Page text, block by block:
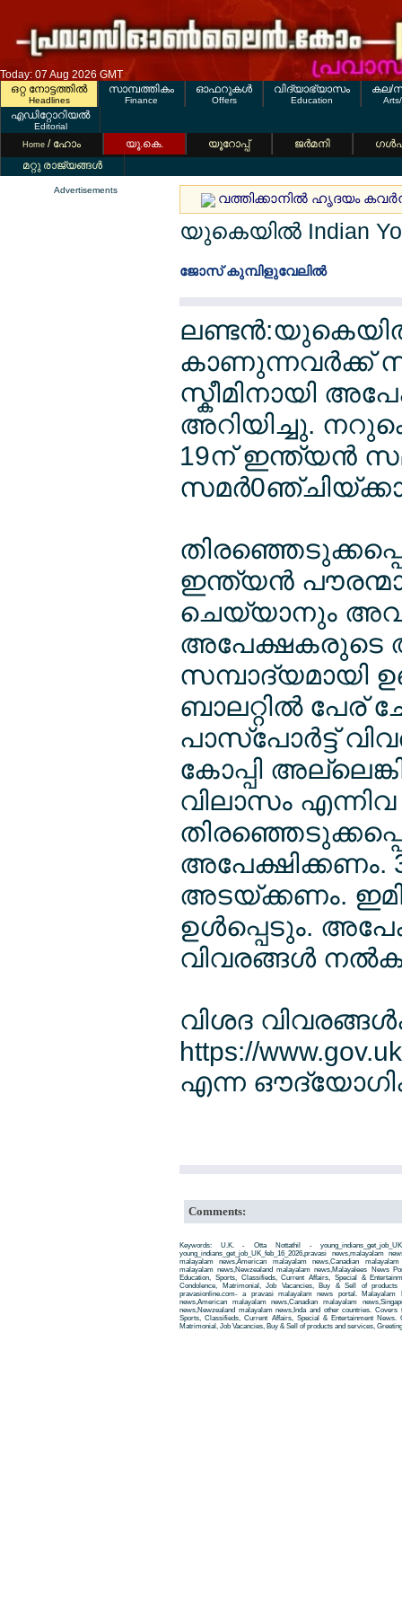
Today: 07 Aug 2026 GMT
ഒറ്റ നോട്ടത്തില്‍
Headlines
സാമ്പത്തികം
Finance
ഓഫറുകള്‍
Offers
വിദ്യാഭ്യാസം
Education
കല/
എഡിറ്റോറിയല്‍
Editorial
Home / ഹോം യൂ.കെ. യൂറോപ്പ് ജര്‍മനി
മറ്റു രാജ്യങ്ങള്‍
Advertisements
വത്തിക്കാനില്‍ ഹൃദയം
യുകെയില്‍ Indian
ജോസ് കുമ്പിളുവേലില്‍
സ്കീമിനായി
അറിയിച്ചു.
19ന് ഇന്ത്യന്‍
ഇന്ത്യന്‍
ചെയ്യാനും
അപേക്ഷകരുടെ
സമ്പാദ്യമായി
ബാലറ്റില്‍ പേര്
പാസ്പോര്‍ട്ട്
കോപ്പി
വിലാസം
അപേക്ഷിക്കണം.
അടയ്ക്കണം.
ഉള്‍പ്പെടും.
വിവരങ്ങള്‍
വിശദ
https://
എന്ന
Comments:
Keywords: U.K. - Otta Nottathil -
young_indians_get_job_UK_feb_16_2026,pravasi news,malayalam
malayalam news,American malayalam news,Canadian
malayalam news,Newzealand malayalam news,Malayalees News
Education, Sports, Classifieds, Current Affairs, Special &
Condolence, Matrimonial, Job Vacancies, Buy & Sell of
pravasionline.com- a pravasi malayalam news portal. Malayalam
news,American malayalam news,Canadian malayalam
news,Newzealand malayalam news,Inda and other countries.
Sports, Classifieds, Current Affairs, Special & Entertainment News.
Matrimonial, Job Vacancies, Buy & Sell of products and services,